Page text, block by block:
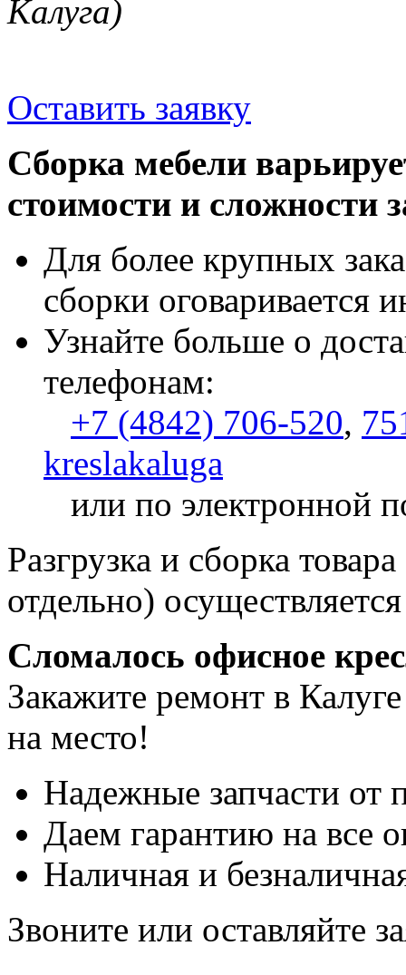
Калуга)
Оставить заявку
Сборка мебели
стоимости и сложности
Для более крупных
сборки оговаривается
Узнайте больше о
телефонам:
+7 (4842) 706-520,
kreslakaluga
или по электронной
Разгрузка и сборка
отдельно)
Сломалось офисное
Закажите ремонт в
на место!
Надежные запчасти от
Даем гарантию на все
Наличная и
Звоните или оставляйте